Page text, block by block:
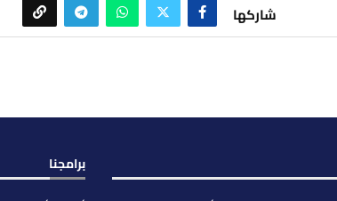
شاركها
برامجنا